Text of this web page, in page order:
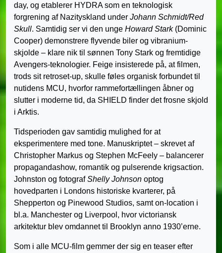
day, og etablerer HYDRA som en teknologisk
forgrening af Nazityskland under Johann Schmidt/Red
Skull. Samtidig ser vi den unge Howard Stark(Dominic
Cooper) demonstrere flyvende biler og vibranium­
skjolde – klare nik til sønnen Tony Stark og fremtidige
Avengers-teknologier. Feige insisterede på, at filmen,
trods sit retroset-up, skulle føles organisk forbundet til
nutidens MCU, hvorfor rammefortællingen åbner og
slutter i moderne tid, da SHIELD finder det frosne skjold
i Arktis.
Tidsperioden gav samtidig mulighed for at
eksperimentere med tone. Manuskriptet – skrevet af
Christopher Markus og Stephen McFeely – balancerer
propagandashow, romantik og pulserende krigsaction.
Johnston og fotografShelly Johnson optog
hovedparten i Londons historiske kvarterer, på
Shepperton og Pinewood Studios, samt on-location i
bl.a. Manchester og Liverpool, hvor victoriansk
arkitektur blev omdannet til Brooklyn anno 1930’erne.
Som i alle MCU-film gemmer der sig en teaser efter